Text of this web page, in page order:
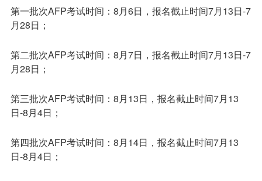
第一批次AFP考试时间：8月6日，报名截止时间7月13日-7
月28日；
第二批次AFP考试时间：8月7日，报名截止时间7月13日-7
月28日；
第三批次AFP考试时间：8月13日，报名截止时间7月13
日-8月4日；
第四批次AFP考试时间：8月14日，报名截止时间7月13
日-8月4日；